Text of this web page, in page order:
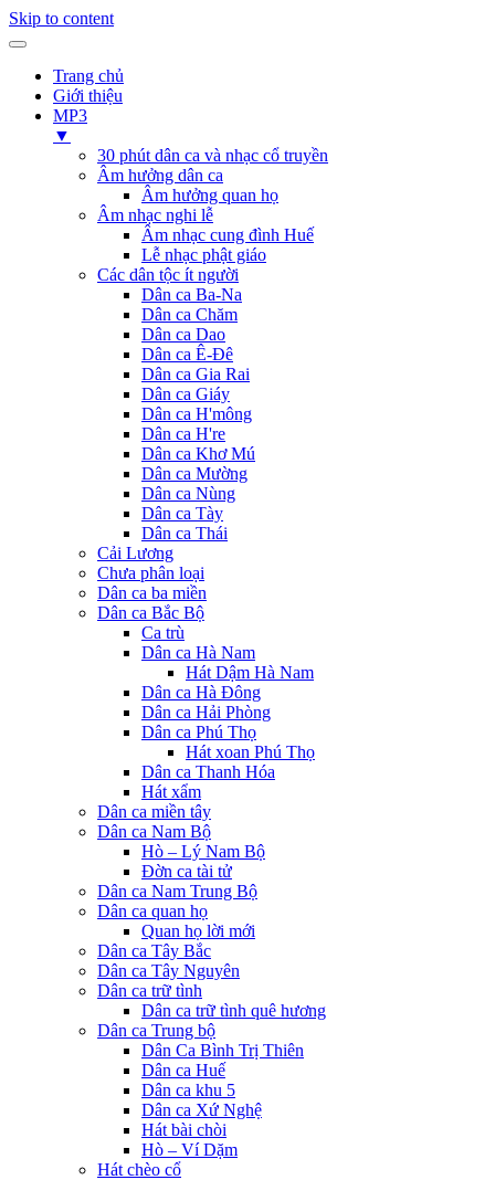
Skip to content
Trang chủ
Giới thiệu
MP3
▼
30 phút dân ca và nhạc cổ truyền
Âm hưởng dân ca
Âm hưởng quan họ
Âm nhạc nghi lễ
Âm nhạc cung đình Huế
Lễ nhạc phật giáo
Các dân tộc ít người
Dân ca Ba-Na
Dân ca Chăm
Dân ca Dao
Dân ca Ê-Đê
Dân ca Gia Rai
Dân ca Giáy
Dân ca H'mông
Dân ca H're
Dân ca Khơ Mú
Dân ca Mường
Dân ca Nùng
Dân ca Tày
Dân ca Thái
Cải Lương
Chưa phân loại
Dân ca ba miền
Dân ca Bắc Bộ
Ca trù
Dân ca Hà Nam
Hát Dậm Hà Nam
Dân ca Hà Đông
Dân ca Hải Phòng
Dân ca Phú Thọ
Hát xoan Phú Thọ
Dân ca Thanh Hóa
Hát xẩm
Dân ca miền tây
Dân ca Nam Bộ
Hò – Lý Nam Bộ
Đờn ca tài tử
Dân ca Nam Trung Bộ
Dân ca quan họ
Quan họ lời mới
Dân ca Tây Bắc
Dân ca Tây Nguyên
Dân ca trữ tình
Dân ca trữ tình quê hương
Dân ca Trung bộ
Dân Ca Bình Trị Thiên
Dân ca Huế
Dân ca khu 5
Dân ca Xứ Nghệ
Hát bài chòi
Hò – Ví Dặm
Hát chèo cổ